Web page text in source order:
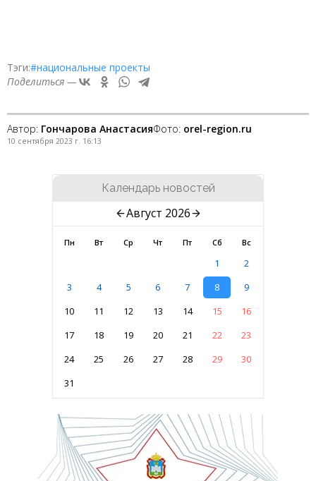
Тэги:#национальные проекты
Поделиться —
Автор: Гончарова АнастасияФото: orel-region.ru
10 сентября 2023 г. 16:13
Календарь новостей
Август 2026
Пн Вт Ср Чт Пт Сб Вс
1
2
3
4 5 6 7 8
9
10
11 12 13 14 15
16
17
18 19 20 21 22
23
24
25 26 27 28 29
30
31